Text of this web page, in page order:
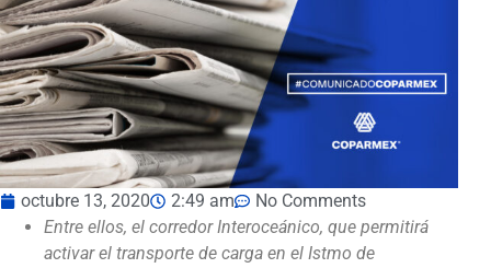
octubre 13, 2020 2:49 am
No Comments
Entre ellos, el corredor Interoceánico, que permitirá
activar el transporte de carga en el Istmo de